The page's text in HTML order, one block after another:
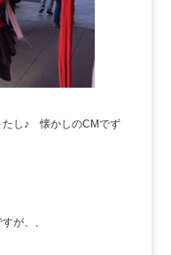
たし♪ 懐かしのCMでず
が、、